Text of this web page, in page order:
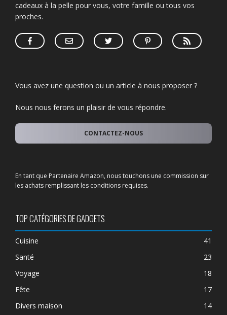
cadeaux à la pelle pour vous, votre famille ou tous vos
proches.
Vous avez une question ou un article à nous proposer ?
Nous nous ferons un plaisir de vous répondre.
CONTACTEZ-NOUS
En tant que Partenaire Amazon, nous touchons une commission sur
les achats remplissant les conditions requises.
TOP CATÉGORIES DE GADGETS
Cuisine
41
Santé
23
Voyage
18
Fête
17
Divers maison
14